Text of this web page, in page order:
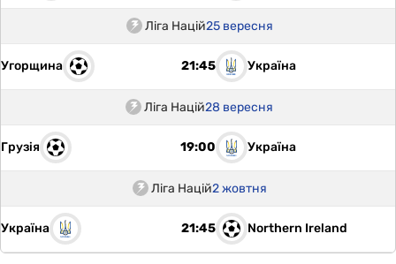
Ліга Націй25 вересня
Угорщина 21:45 Україна
Ліга Націй28 вересня
Грузія 19:00 Україна
Ліга Націй2 жовтня
Україна 21:45 Northern Ireland